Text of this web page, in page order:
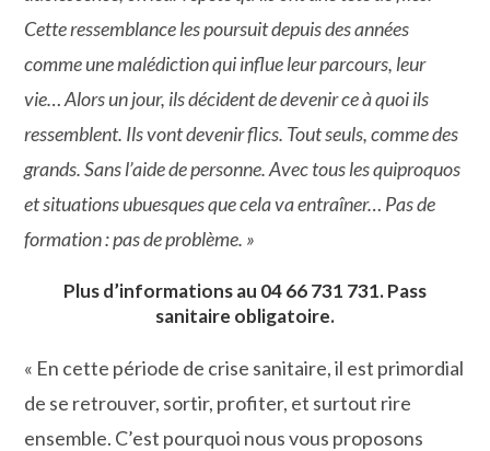
Cette ressemblance les poursuit depuis des années
comme une malédiction qui influe leur parcours, leur
vie… Alors un jour, ils décident de devenir ce à quoi ils
ressemblent. Ils vont devenir flics. Tout seuls, comme des
grands. Sans l’aide de personne. Avec tous les quiproquos
et situations ubuesques que cela va entraîner… Pas de
formation : pas de problème. »
Plus d’informations au 04 66 731 731. Pass
sanitaire obligatoire.
« En cette période de crise sanitaire, il est primordial
de se retrouver, sortir, profiter, et surtout rire
ensemble. C’est pourquoi nous vous proposons